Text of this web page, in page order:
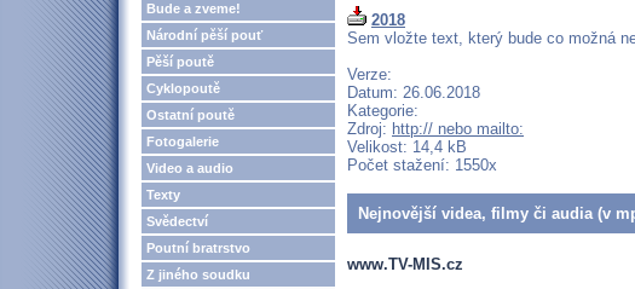
Bude a zveme!
Národní pěší pouť
Pěší poutě
Cyklopoutě
Ostatní poutě
Fotogalerie
Video a audio
Texty
Svědectví
Poutní bratrstvo
Z jiného soudku
2018
Sem vložte text, který bude co možná
Verze:
Datum: 26.06.2018
Kategorie:
Zdroj: http:// nebo mailto:
Velikost: 14,4 kB
Počet stažení: 1550x
Nejnovější videa, filmy či audia (v
www.TV-MIS.cz